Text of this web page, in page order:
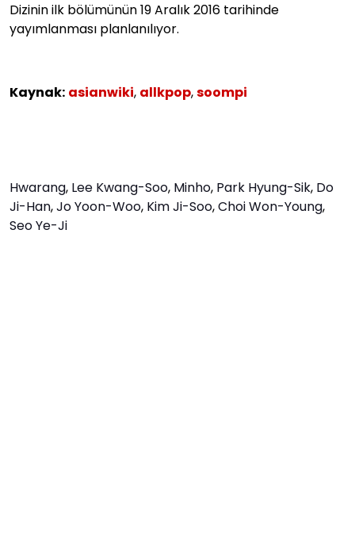
Dizinin ilk bölümünün 19 Aralık 2016 tarihinde
yayımlanması planlanılıyor.
Kaynak: asianwiki, allkpop,soompi
Hwarang, Lee Kwang-Soo, Minho, Park Hyung-Sik, Do
Ji-Han,Jo Yoon-Woo, Kim Ji-Soo,Choi Won-Young,
Seo Ye-Ji